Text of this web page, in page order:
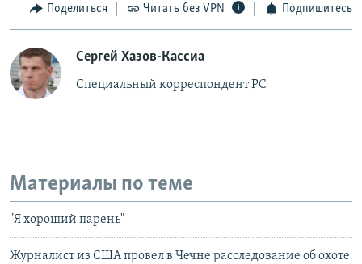
Поделиться Читать без VPN Подпишитесь
Сергей Хазов-Кассиа
Специальный корреспондент РС
Материалы по теме
"Я хороший парень"
Журналист из США провел в Чечне расследование об охоте